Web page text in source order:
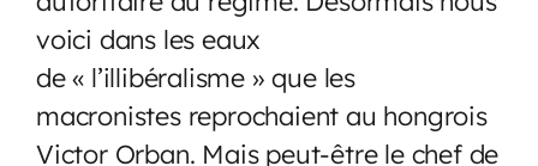
voici dans les eaux
de « l’illibéralisme » que les
macronistes reprochaient au hongrois
Victor Orban. Mais peut-être le chef de